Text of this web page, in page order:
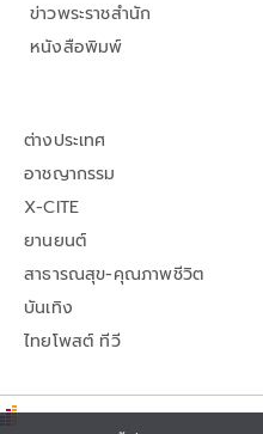
ข่าวพระราชสำนัก
หนังสือพิมพ์
ต่างประเทศ
อาชญากรรม
X-CITE
ยานยนต์
สาธารณสุข-คุณภาพชีวิต
บันเทิง
ไทยโพสต์ ทีวี